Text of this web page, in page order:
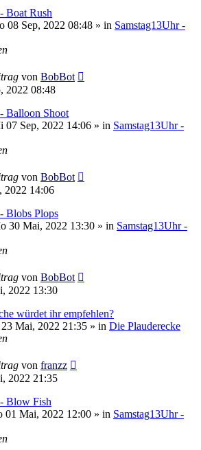
Boat Rush
08 Sep, 2022 08:48 » in Samstag13Uhr -
von BobBot
2022 08:48
Balloon Shoot
07 Sep, 2022 14:06 » in Samstag13Uhr -
von BobBot
2022 14:06
Blobs Plops
30 Mai, 2022 13:30 » in Samstag13Uhr -
von BobBot
2022 13:30
würdet ihr empfehlen?
Mai, 2022 21:35 » in Die Plauderecke
von franzz
2022 21:35
Blow Fish
01 Mai, 2022 12:00 » in Samstag13Uhr -